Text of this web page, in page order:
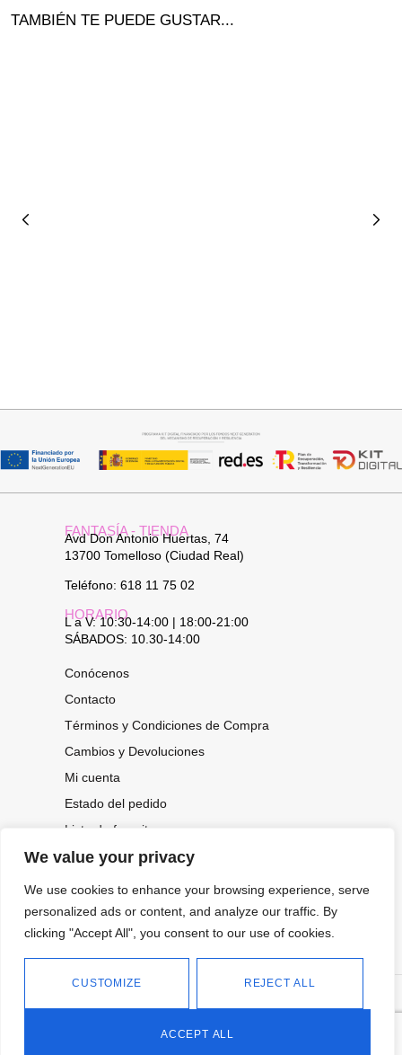
We value your privacy
We use cookies to enhance your browsing experience, serve
personalized ads or content, and analyze our traffic. By
clicking "Accept All", you consent to our use of cookies.
CUSTOMIZE REJECT ALL
ACCEPT ALL
TAMBIÉN TE PUEDE GUSTAR...
FANTASÍA - TIENDA
Avd Don Antonio Huertas, 74
13700 Tomelloso (Ciudad Real)
Teléfono: 618 11 75 02
HORARIO
L a V: 10:30-14:00 | 18:00-21:00
SÁBADOS: 10.30-14:00
Conócenos
Contacto
Términos y Condiciones de Compra
Cambios y Devoluciones
Mi cuenta
Estado del pedido
Lista de favoritos
CONOCE NUESTRAS NOVEDADES,
OFERTAS...
2026.